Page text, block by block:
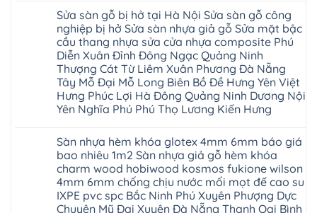
Ninh
hưng
yên
Lâm
Thao
Tam
Nông
hải
phòng
Thanh
Thủy
Tân
Bắc
Ninh
Gia
Lâm
Hà
Nam
Hà
Nội
Hưng
Yên
Đông
Anh
Nam
Định
Sóc
Sơn
Ninh
Bình
Thái
Bình
thanh
oai
ứng
hòa
long
biên
sài
gòn
đông
anh
sóc
sơn
đà
nẵng
thanh
xuân
cầu
giấy
hoành
bồ
Nội
Sửa
sàn
nhựa
giả
gỗ
Sửa
mặt
bậc
cầu
thang
nhựa
nhựa
composite
Phúc
Thọ
Phúc
Lộc
Hát
Môn
bình
luận
ở
Sửa
chữa
sàn
gỗ
tại
Hà
Nội
Sửa
sàn
nghiệp
tại
Hà
Nội
Sửa
sàn
nhựa
giả
Sửa sàn gỗ bị hở tại Hà Nội Sửa sàn gỗ công
nghiệp bị hở Sửa sàn nhựa giả gỗ Sửa mặt bậc
cầu thang nhựa sửa cửa nhựa composite Phú
Diễn Xuân Đỉnh Đông Ngạc Quảng Ninh
Thượng Cát Từ Liêm Xuân Phương Đà Nẵng
Tây Mỗ Đại Mỗ Long Biên Bồ Đề Hưng Yên Việt
Hưng Phúc Lợi Hà Đông Quảng Ninh Dương Nội
Yên Nghĩa Phú Phú Thọ Lương Kiến Hưng
bình
luận
ở
Sửa
sàn
gỗ
bị
hở
Sàn nhựa hèm khóa glotex 4mm 6mm báo giá
bao nhiêu 1m2 Sàn nhựa giả gỗ hèm khóa
charm wood hobiwood kosmos fukione wilson
4mm 6mm chống chịu nước mối mọt đế cao su
IXPE pvc spc Bắc Ninh Phú Xuyên Phượng Dực
Chuyên Mỹ Đại Xuyên Đà Nẵng Thanh Oai Bình